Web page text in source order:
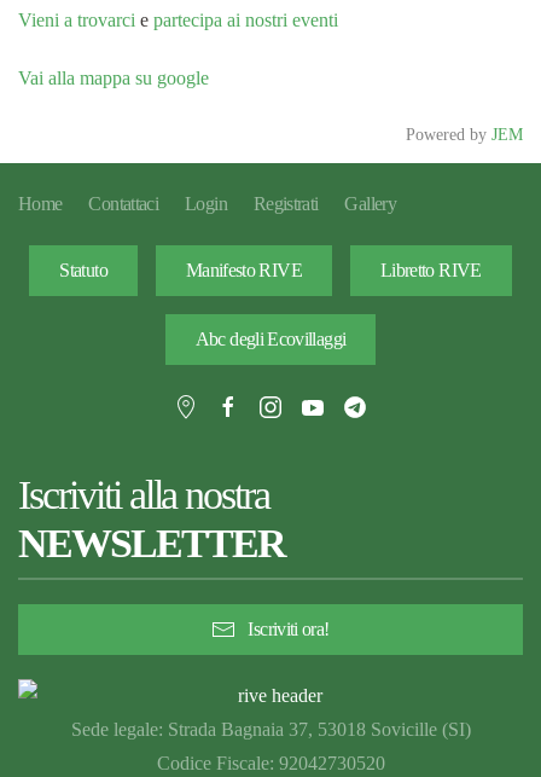
Vieni a trovarci e partecipa ai nostri eventi
Vai alla mappa su google
Powered by JEM
Home Contattaci Login Registrati Gallery
Statuto Manifesto RIVE Libretto RIVE
Abc degli Ecovillaggi
Iscriviti alla nostra
NEWSLETTER
Iscriviti ora!
Sede legale: Strada Bagnaia 37, 53018 Sovicille (SI)
Codice Fiscale: 92042730520